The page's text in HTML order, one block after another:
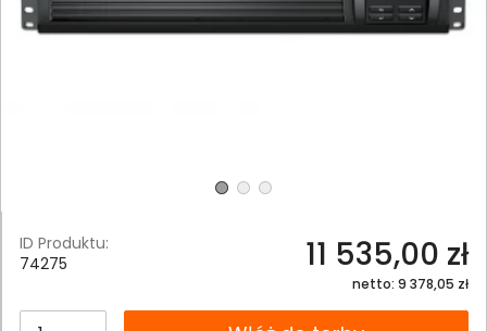
ID Produktu:
74275
11 535,00 zł
netto: 9 378,05 zł
__B2C.PRODUCT.QUANTITY